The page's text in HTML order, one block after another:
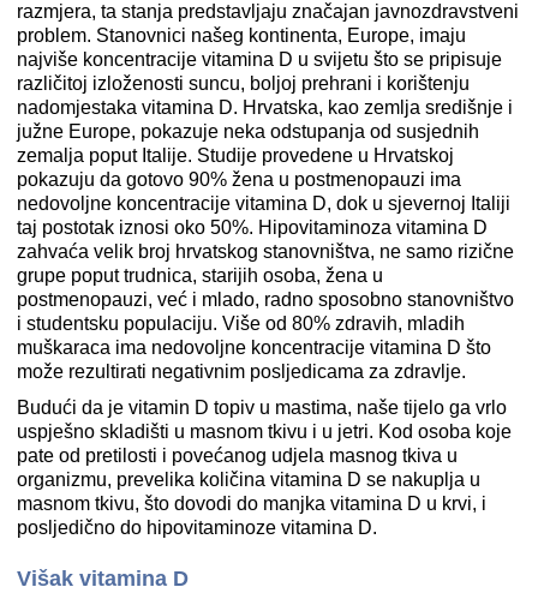
razmjera, ta stanja predstavljaju značajan javnozdravstveni
problem. Stanovnici našeg kontinenta, Europe, imaju
najviše koncentracije vitamina D u svijetu što se pripisuje
različitoj izloženosti suncu, boljoj prehrani i korištenju
nadomjestaka vitamina D. Hrvatska, kao zemlja središnje i
južne Europe, pokazuje neka odstupanja od susjednih
zemalja poput Italije. Studije provedene u Hrvatskoj
pokazuju da gotovo 90% žena u postmenopauzi ima
nedovoljne koncentracije vitamina D, dok u sjevernoj Italiji
taj postotak iznosi oko 50%. Hipovitaminoza vitamina D
zahvaća velik broj hrvatskog stanovništva, ne samo rizične
grupe poput trudnica, starijih osoba, žena u
postmenopauzi, već i mlado, radno sposobno stanovništvo
i studentsku populaciju. Više od 80% zdravih, mladih
muškaraca ima nedovoljne koncentracije vitamina D što
može rezultirati negativnim posljedicama za zdravlje.
Budući da je vitamin D topiv u mastima, naše tijelo ga vrlo
uspješno skladišti u masnom tkivu i u jetri. Kod osoba koje
pate od pretilosti i povećanog udjela masnog tkiva u
organizmu, prevelika količina vitamina D se nakuplja u
masnom tkivu, što dovodi do manjka vitamina D u krvi, i
posljedično do hipovitaminoze vitamina D.
Višak vitamina D